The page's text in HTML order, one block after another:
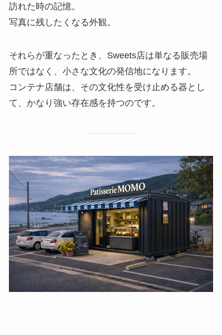
訪れた時の記憶。
写真に残したくなる外観。
それらが重なったとき、Sweets店は単なる販売場
所ではなく、小さな文化の発信地になります。
コンテナ店舗は、その文化性を受け止める器とし
て、かなり強い存在感を持つのです。